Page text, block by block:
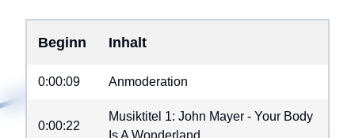
Beginn Inhalt
0:00:09 Anmoderation
0:00:22
Musiktitel 1: John Mayer - Your Body
Is A Wonderland